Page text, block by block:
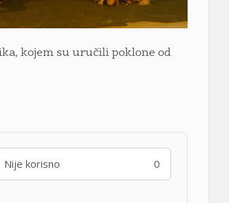
kojem su uručili poklone od
Nije korisno 0